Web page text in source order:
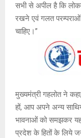
सभी से अपील है कि
रखने एवं गलत
चाहिए।”
मुख्यमंत्री गहलोत ने कहा,
हों, आप अपने अन्य
भावनाओं को समझकर
प्रदेश के हितों के लिये